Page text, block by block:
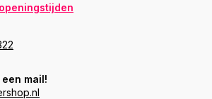
openingstijden
mail!